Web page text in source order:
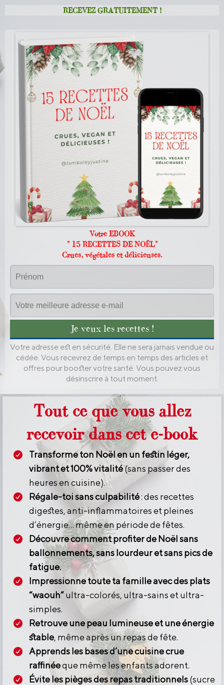
RECEVEZ GRATUITEMENT !
Votre EBOOK
" 15 RECETTES DE NOËL"
Crues, végétales et délicieuses.
Je veux les recettes !
Votre adresse est en sécurité. Elle ne sera jamais vendue ou
cédée. Vous recevrez de temps en temps des articles et
offres pour booster votre santé. Vous pouvez vous
désinscrire à tout moment.
Tout ce que vous allez
recevoir dans cet e-book
Transforme ton Noël en un festin léger,
vibrant et 100% vitalité(sans passer des
heures en cuisine).
Régale-toi sans culpabilité: des recettes
digestes, anti-inflammatoires et pleines
d’énergie… même en période de fêtes.
Découvre comment profiter de Noël sans
ballonnements, sans lourdeur et sans pics de
fatigue.
Impressionne toute ta famille avec des plats
“waouh”ultra-colorés, ultra-sains et ultra-
simples.
Retrouve une peau lumineuse et une énergie
stable, même après un repas de fête.
Apprends les bases d’une cuisine crue
raffinéeque même les enfants adorent.
Évite les pièges des repas traditionnels(sucre